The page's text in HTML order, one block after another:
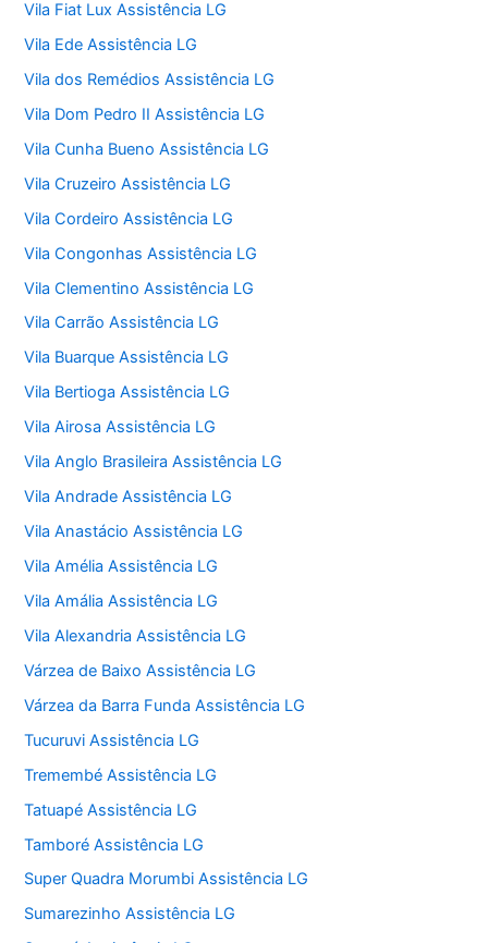
Vila Fiat Lux Assistência LG
Vila Ede Assistência LG
Vila dos Remédios Assistência LG
Vila Dom Pedro II Assistência LG
Vila Cunha Bueno Assistência LG
Vila Cruzeiro Assistência LG
Vila Cordeiro Assistência LG
Vila Congonhas Assistência LG
Vila Clementino Assistência LG
Vila Carrão Assistência LG
Vila Buarque Assistência LG
Vila Bertioga Assistência LG
Vila Airosa Assistência LG
Vila Anglo Brasileira Assistência LG
Vila Andrade Assistência LG
Vila Anastácio Assistência LG
Vila Amélia Assistência LG
Vila Amália Assistência LG
Vila Alexandria Assistência LG
Várzea de Baixo Assistência LG
Várzea da Barra Funda Assistência LG
Tucuruvi Assistência LG
Tremembé Assistência LG
Tatuapé Assistência LG
Tamboré Assistência LG
Super Quadra Morumbi Assistência LG
Sumarezinho Assistência LG